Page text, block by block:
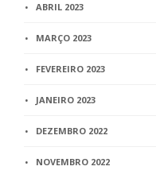
ABRIL 2023
MARÇO 2023
FEVEREIRO 2023
JANEIRO 2023
DEZEMBRO 2022
NOVEMBRO 2022